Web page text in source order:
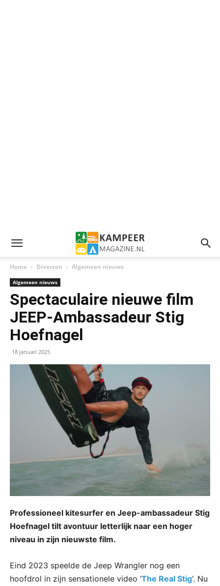
Home Diversen Algemeen nieuws
Algemeen nieuws
Spectaculaire nieuwe film
JEEP-Ambassadeur Stig
Hoefnagel
18 januari 2025
Professioneel kitesurfer en Jeep-ambassadeur Stig
Hoefnagel tilt avontuur letterlijk naar een hoger
niveau in zijn nieuwste film.
Eind 2023 speelde de Jeep Wrangler nog een
hoofdrol in zijn sensationele video ‘The Real Stig‘. Nu